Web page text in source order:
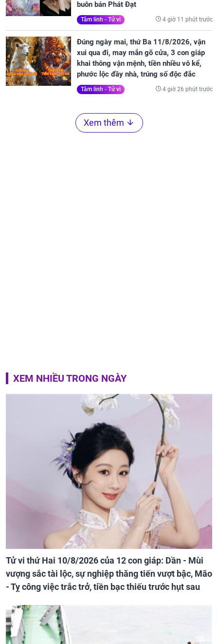
buôn bán Phát Đạt
Tâm linh - Tử vi 4 giờ 11 phút trước
Đúng ngày mai, thứ Ba 11/8/2026, vận
xui qua đi, may mắn gõ cửa, 3 con giáp
khai thông vận mệnh, tiền nhiều vô kể,
phước lộc đầy nhà, trúng số độc đắc
Tâm linh - Tử vi 4 giờ 26 phút trước
Xem thêm
XEM NHIỀU TRONG NGÀY
Tử vi thứ Hai 10/8/2026 của 12 con giáp: Dần - Mùi
vượng sắc tài lộc, sự nghiệp thăng tiến vượt bậc, Mão
- Tỵ công việc trắc trở, tiền bạc thiếu trước hụt sau